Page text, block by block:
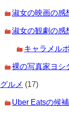
淑女の映画の感
淑女の観劇の感
キャラメル
裸の写真家ヨシ
グルメ (17)
Uber Eatsの候